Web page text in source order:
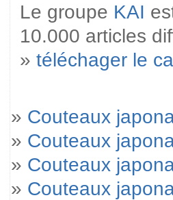
Le groupe KAI
10.000 articles
» téléchager le
» Couteaux
» Couteaux
» Couteaux
» Couteaux